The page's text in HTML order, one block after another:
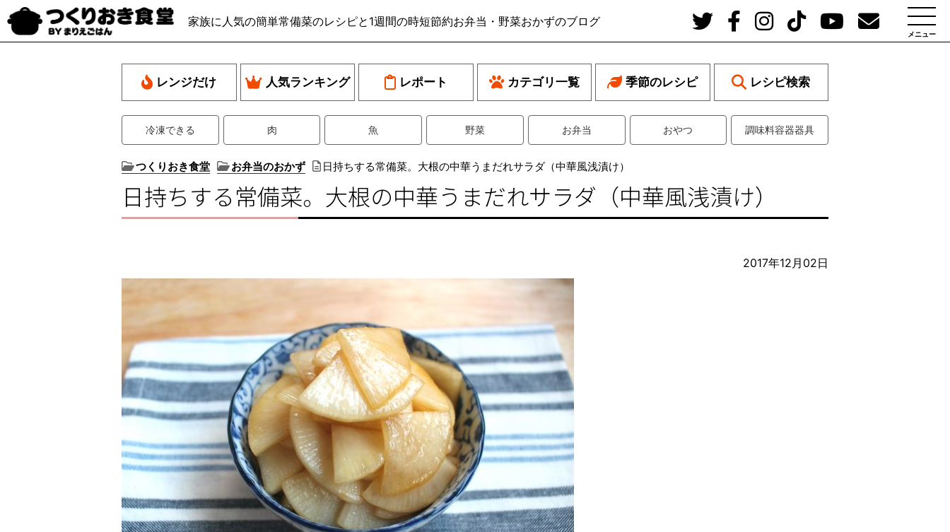
家族に人気の簡単常備菜のレシピと1週間の時短節約お弁当・野菜おかずのブログ
メニュー
レンジだけ 人気ランキング レポート カテゴリ一覧 季節のレシピ レシピ検索
冷凍できる 肉 魚 野菜 お弁当 おやつ 調味料容器器具
つくりおき食堂 お弁当のおかず 日持ちする常備菜。大根の中華うまだれサラダ（中華風浅漬け）
日持ちする常備菜。大根の中華うまだれサラダ（中華風浅漬け）
2017年12月02日